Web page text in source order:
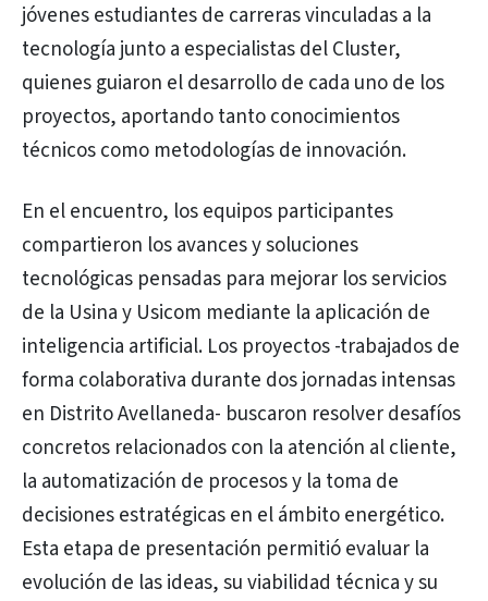
jóvenes estudiantes de carreras vinculadas a la
tecnología junto a especialistas del Cluster,
quienes guiaron el desarrollo de cada uno de los
proyectos, aportando tanto conocimientos
técnicos como metodologías de innovación.
En el encuentro, los equipos participantes
compartieron los avances y soluciones
tecnológicas pensadas para mejorar los servicios
de la Usina y Usicom mediante la aplicación de
inteligencia artificial. Los proyectos -trabajados de
forma colaborativa durante dos jornadas intensas
en Distrito Avellaneda- buscaron resolver desafíos
concretos relacionados con la atención al cliente,
la automatización de procesos y la toma de
decisiones estratégicas en el ámbito energético.
Esta etapa de presentación permitió evaluar la
evolución de las ideas, su viabilidad técnica y su